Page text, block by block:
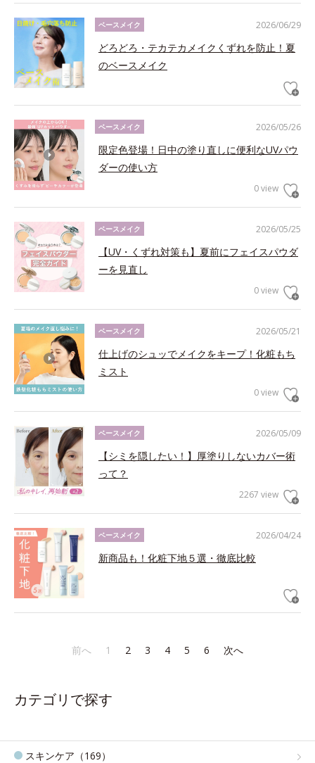
2026/06/29
ベースメイク
どろどろ・テカテカメイクくずれを防止！夏
のベースメイク
2026/05/26
ベースメイク
限定色登場！日中の塗り直しに便利なUVパウ
ダーの使い方
0 view
2026/05/25
ベースメイク
【UV・くずれ対策も】夏前にフェイスパウダ
ーを見直し
0 view
2026/05/21
ベースメイク
仕上げのシュッでメイクをキープ！化粧もち
ミスト
0 view
2026/05/09
ベースメイク
【シミを隠したい！】厚塗りしないカバー術
って？
2267 view
2026/04/24
ベースメイク
新商品も！化粧下地５選・徹底比較
前へ 1 2 3 4 5 6 次へ
カテゴリで探す
スキンケア（169）